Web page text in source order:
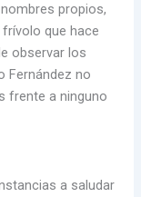
propios,
que hace
observar los
Fernández no
frente a ninguno
a saludar